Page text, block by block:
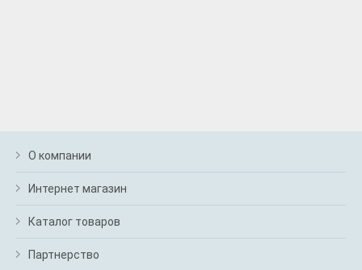
О компании
Интернет магазин
Каталог товаров
Партнерство